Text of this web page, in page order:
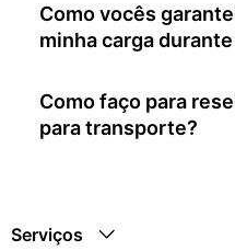
Como vocês
minha carga
Como faço para
para transporte?
Serviços